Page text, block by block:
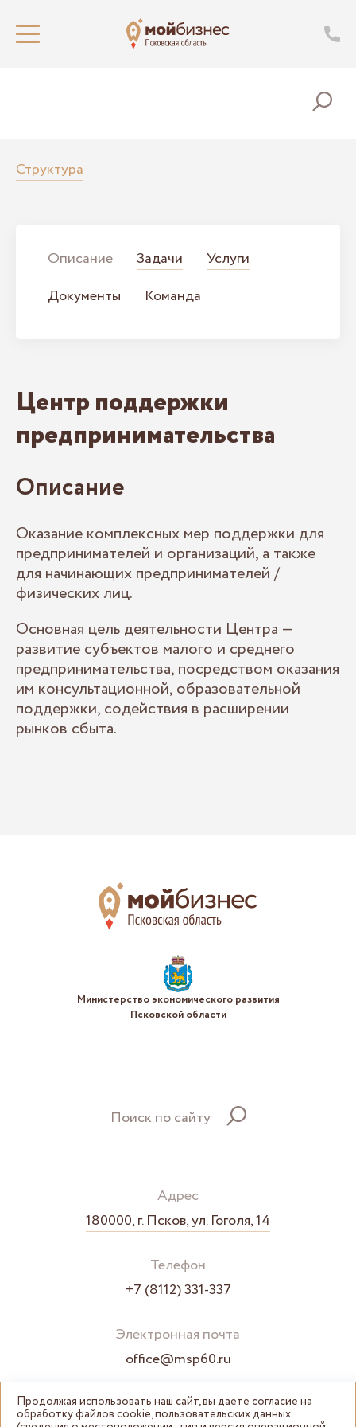
Структура
Описание Задачи
Услуги
Документы
Команда
Центр поддержки
предпринимательства
Описание
Оказание комплексных мер поддержки для
предпринимателей и организаций, а также
для начинающих предпринимателей /
физических лиц.
Основная цель деятельности Центра —
развитие субъектов малого и среднего
предпринимательства, посредством оказания
им консультационной, образовательной
поддержки, содействия в расширении
рынков сбыта.
Министерство экономического развития
Псковской области
Поиск по сайту
Адрес
180000, г. Псков, ул. Гоголя, 14
Телефон
+7 (8112) 331-337
Электронная почта
office@msp60.ru
Продолжая использовать наш сайт, вы даете согласие на
обработку файлов cookie, пользовательских данных